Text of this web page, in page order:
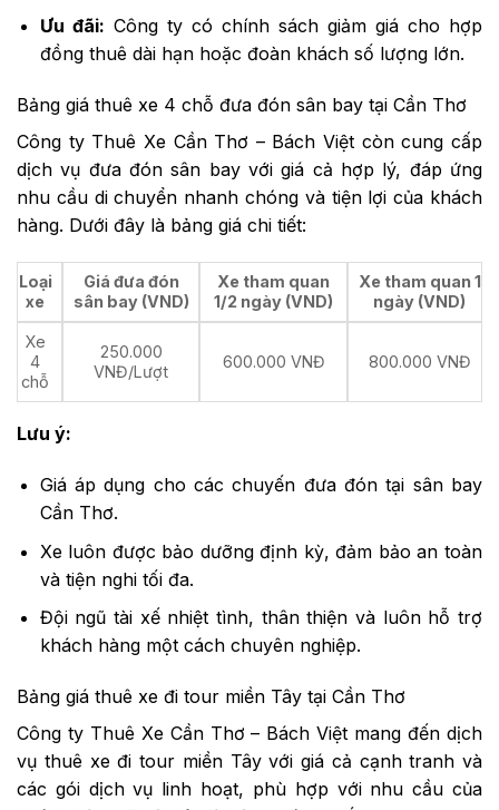
Ưu đãi: Công ty có chính sách giảm giá cho hợp
đồng thuê dài hạn hoặc đoàn khách số lượng lớn.
Bảng giá thuê xe 4 chỗ đưa đón sân bay tại Cần Thơ
Công ty Thuê Xe Cần Thơ – Bách Việt còn cung cấp
dịch vụ đưa đón sân bay với giá cả hợp lý, đáp ứng
nhu cầu di chuyển nhanh chóng và tiện lợi của khách
hàng. Dưới đây là bảng giá chi tiết:
Loại
xe
Giá đưa đón
sân bay (VND)
Xe tham quan
1/2 ngày (VND)
Xe tham quan 1
ngày (VND)
Xe
4
chỗ
250.000
VNĐ/Lượt
600.000 VNĐ 800.000 VNĐ
Lưu ý:
Giá áp dụng cho các chuyến đưa đón tại sân bay
Cần Thơ.
Xe luôn được bảo dưỡng định kỳ, đảm bảo an toàn
và tiện nghi tối đa.
Đội ngũ tài xế nhiệt tình, thân thiện và luôn hỗ trợ
khách hàng một cách chuyên nghiệp.
Bảng giá thuê xe đi tour miền Tây tại Cần Thơ
Công ty Thuê Xe Cần Thơ – Bách Việt mang đến dịch
vụ thuê xe đi tour miền Tây với giá cả cạnh tranh và
các gói dịch vụ linh hoạt, phù hợp với nhu cầu của